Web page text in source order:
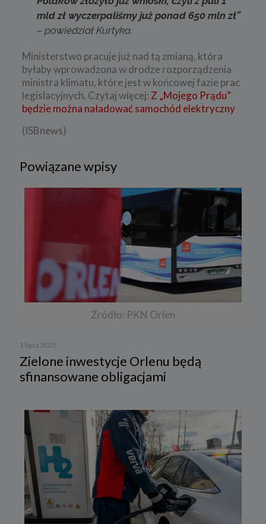
mld zł wyczerpaliśmy już ponad 650 mln zł”
– powiedział Kurtyka.
Ministerstwo pracuje już nad tą zmianą, która
byłaby wprowadzona w drodze rozporządzenia
ministra klimatu, które jest w końcowej fazie prac
legislacyjnych. Czytaj więcej: Z „Mojego Prądu”
będzie można naładować samochód elektryczny
(ISBnews)
Powiązane wpisy
Źródło: PKN Orlen
1 lipca 2025
Zielone inwestycje Orlenu będą
sfinansowane obligacjami